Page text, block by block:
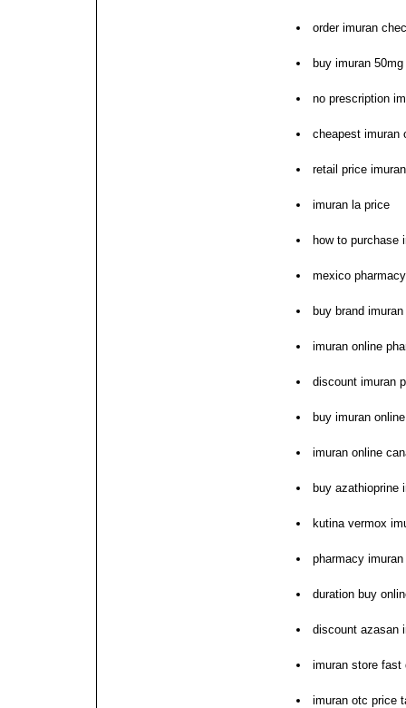
order imuran
buy imuran
no prescription
cheapest imuran
retail price imuran
imuran la price
how to purchase
mexico
buy brand
imuran online
discount imuran
buy imuran
imuran online
buy azathioprine
kutina vermox
pharmacy
duration buy
discount azasan
imuran store fast
imuran otc price